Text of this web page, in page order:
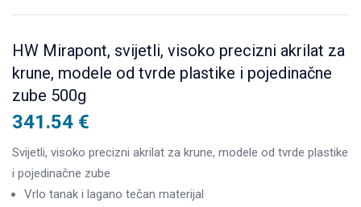
HW Mirapont, svijetli, visoko precizni akrilat za
krune, modele od tvrde plastike i pojedinačne
zube 500g
341.54 €
Svijetli, visoko precizni akrilat za krune, modele od tvrde plastike
i pojedinačne zube
Vrlo tanak i lagano tečan materijal